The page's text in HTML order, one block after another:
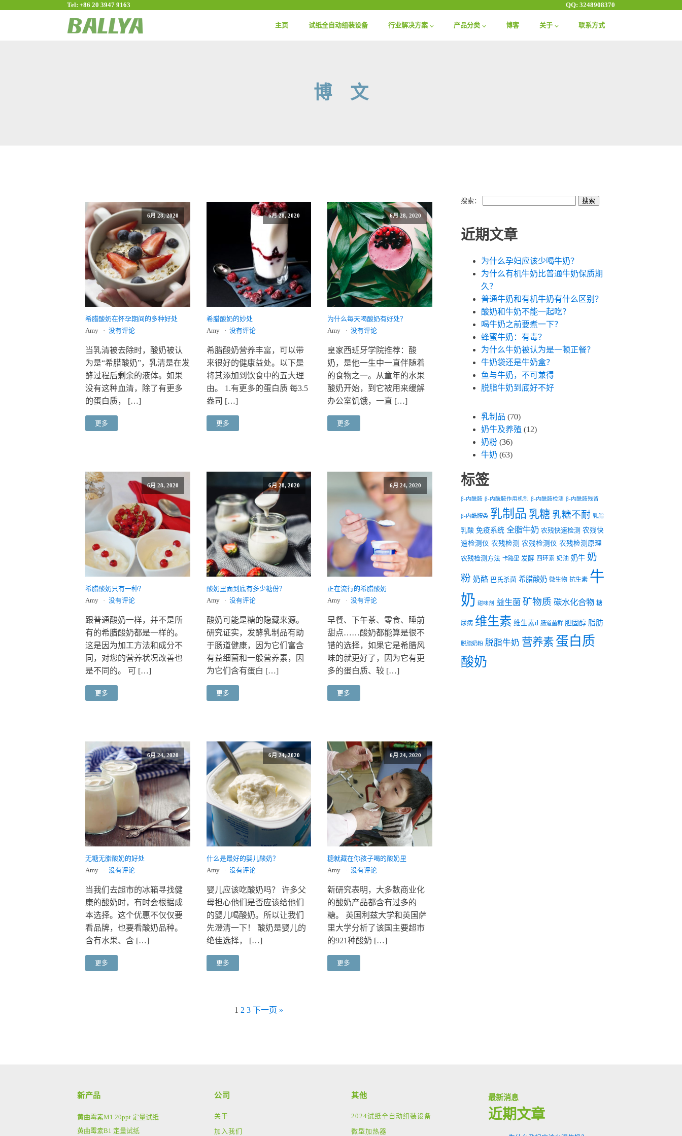
Tel: +86 20 3947 9163 QQ: 3248908370
主页 试纸全自动组装设备 行业解决方案 产品分类 博客 关于 联系方式
博 文
6月 28, 2020
希腊酸奶在怀孕期间的多种好处
Amy 没有评论
当乳清被去除时，酸奶被认
为是“希腊酸奶”，乳清是在发
酵过程后剩余的液体。如果
没有这种血清，除了有更多
的蛋白质， […]
更多
6月 28, 2020
希腊酸奶的妙处
Amy 没有评论
希腊酸奶营养丰富，可以带
来很好的健康益处。以下是
将其添加到饮食中的五大理
由。 1.有更多的蛋白质 每3.5
盎司 […]
更多
6月 28, 2020
为什么每天喝酸奶有好处？
Amy 没有评论
皇家西班牙学院推荐：酸
奶，是他一生中一直伴随着
的食物之一。从童年的水果
酸奶开始，到它被用来缓解
办公室饥饿，一直 […]
更多
6月 28, 2020
希腊酸奶只有一种？
Amy 没有评论
跟普通酸奶一样，并不是所
有的希腊酸奶都是一样的。
这是因为加工方法和成分不
同，对您的营养状况改善也
是不同的。 可 […]
更多
6月 28, 2020
酸奶里面到底有多少糖份？
Amy 没有评论
酸奶可能是糖的隐藏来源。
研究证实，发酵乳制品有助
于肠道健康，因为它们富含
有益细菌和一般营养素，因
为它们含有蛋白 […]
更多
6月 24, 2020
正在流行的希腊酸奶
Amy 没有评论
早餐、下午茶、零食、睡前
甜点……酸奶都能算是很不
错的选择，如果它是希腊风
味的就更好了，因为它有更
多的蛋白质、较 […]
更多
6月 24, 2020
无糖无脂酸奶的好处
Amy 没有评论
当我们去超市的冰箱寻找健
康的酸奶时，有时会根据成
本选择。这个优惠不仅仅要
看品牌，也要看酸奶品种。
含有水果、含 […]
更多
6月 24, 2020
什么是最好的婴儿酸奶？
Amy 没有评论
婴儿应该吃酸奶吗？ 许多父
母担心他们是否应该给他们
的婴儿喝酸奶。所以让我们
先澄清一下！ 酸奶是婴儿的
绝佳选择， […]
更多
6月 24, 2020
糖就藏在你孩子喝的酸奶里
Amy 没有评论
新研究表明，大多数商业化
的酸奶产品都含有过多的
糖。 英国利兹大学和英国萨
里大学分析了该国主要超市
的921种酸奶 […]
更多
1 2 3 下一页 »
搜索：
近期文章
为什么孕妇应该少喝牛奶？
为什么有机牛奶比普通牛奶保质期
久？
普通牛奶和有机牛奶有什么区别？
酸奶和牛奶不能一起吃？
喝牛奶之前要煮一下？
蜂蜜牛奶：有毒？
为什么牛奶被认为是一顿正餐？
牛奶袋还是牛奶盒？
鱼与牛奶，不可兼得
脱脂牛奶到底好不好
乳制品 (70)
奶牛及养殖 (12)
奶粉 (36)
牛奶 (63)
标签
β-内酰胺 β-内酰胺作用机制 β-内酰胺检测 β-内酰胺残留
β-内酰胺类 乳制品 乳糖 乳糖不耐 乳脂
乳酸 免疫系统 全脂牛奶 农残快速检测 农残快
速检测仪 农残检测 农残检测仪 农残检测原理
农残检测方法 卡路里 发酵 四环素 奶油 奶牛 奶
粉 奶酪 巴氏杀菌 希腊酸奶 微生物 抗生素 牛
奶 甜味剂 益生菌 矿物质 碳水化合物 糖
尿病 维生素 维生素d 肠道菌群 胆固醇 脂肪
脱脂奶粉 脱脂牛奶 营养素 蛋白质
酸奶
新产品
黄曲霉素M1 20ppt 定量试纸
黄曲霉素B1 定量试纸
公司
关于
加入我们
其他
2024试纸全自动组装设备
微型加热器
最新消息
近期文章